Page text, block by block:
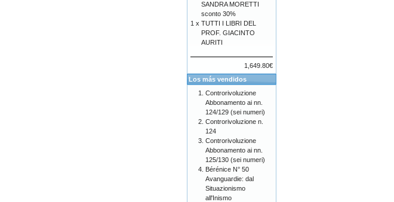
SANDRA MORETTI
sconto 30%
1 x TUTTI I LIBRI DEL
PROF. GIACINTO
AURITI
1,649.80€
Los más vendidos
Controrivoluzione
Abbonamento ai nn.
124/129 (sei numeri)
Controrivoluzione n.
124
Controrivoluzione
Abbonamento ai nn.
125/130 (sei numeri)
Bérénice N° 50
Avanguardie: dal
Situazionismo
all'Inismo